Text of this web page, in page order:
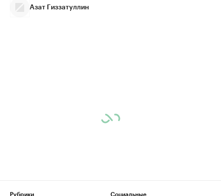
Азат Гиззатуллин
Рубрики
Социальные